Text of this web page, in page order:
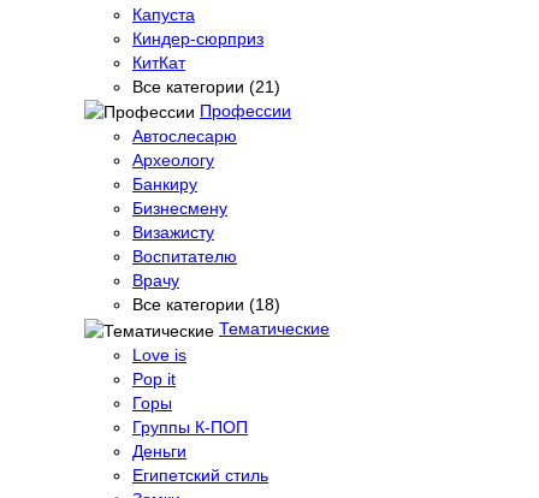
Капуста
Киндер-сюрприз
КитКат
Все категории (21)
Профессии
Автослесарю
Археологу
Банкиру
Бизнесмену
Визажисту
Воспитателю
Врачу
Все категории (18)
Тематические
Love is
Pop it
Горы
Группы К-ПОП
Деньги
Египетский стиль